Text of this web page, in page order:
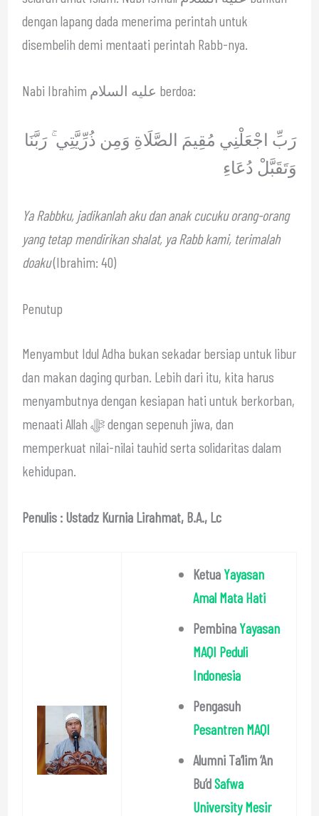
dengan lapang dada menerima perintah untuk
disembelih demi mentaati perintah Rabb-nya.
Nabi Ibrahim عليه السلام berdoa:
رَبِّ اجْعَلْنِي مُقِيمَ الصَّلَاةِ وَمِن ذُرِّيَّتِي ۚ رَبَّنَا
وَتَقَبَّلْ دُعَاءِ
Ya Rabbku, jadikanlah aku dan anak cucuku orang-orang
yang tetap mendirikan shalat, ya Rabb kami, terimalah
doaku(Ibrahim: 40)
Penutup
Menyambut Idul Adha bukan sekadar bersiap untuk libur
dan makan daging qurban. Lebih dari itu, kita harus
menyambutnya dengan kesiapan hati untuk berkorban,
menaati Allah ﷻ dengan sepenuh jiwa, dan
memperkuat nilai-nilai tauhid serta solidaritas dalam
kehidupan.
Penulis : Ustadz Kurnia Lirahmat, B.A., Lc
Ketua Yayasan
Amal Mata Hati
Pembina Yayasan
MAQI Peduli
Indonesia
Pengasuh
Pesantren MAQI
Alumni Ta’lim ‘An
Bu’dSafwa
University Mesir